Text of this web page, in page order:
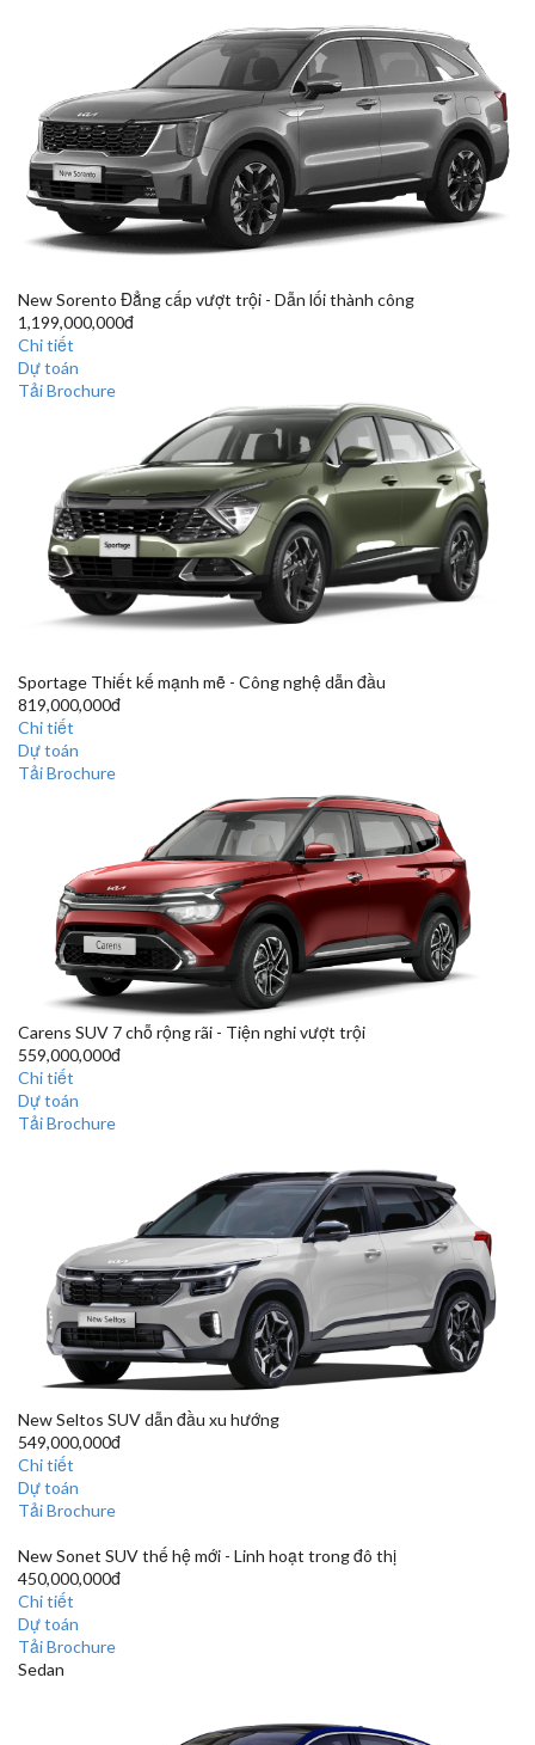
New Sorento Đẳng cấp vượt trội - Dẫn lối thành công
1,199,000,000đ
Chi tiết
Dự toán
Tải Brochure
Sportage Thiết kế mạnh mẽ - Công nghệ dẫn đầu
819,000,000đ
Chi tiết
Dự toán
Tải Brochure
Carens SUV 7 chỗ rộng rãi - Tiện nghi vượt trội
559,000,000đ
Chi tiết
Dự toán
Tải Brochure
New Seltos SUV dẫn đầu xu hướng
549,000,000đ
Chi tiết
Dự toán
Tải Brochure
New Sonet SUV thế hệ mới - Linh hoạt trong đô thị
450,000,000đ
Chi tiết
Dự toán
Tải Brochure
Sedan